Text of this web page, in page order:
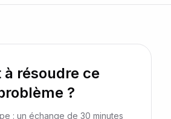
à résoudre ce
?
: un échange de 30 minutes